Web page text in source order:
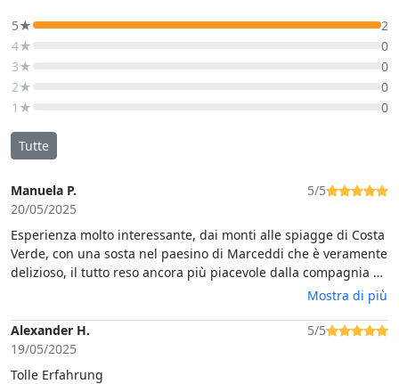
5★
2
4★
0
3★
0
2★
0
1★
0
Tutte
Manuela P.
20/05/2025
5/5
Esperienza molto interessante, dai monti alle spiagge di Costa
Verde, con una sosta nel paesino di Marceddi che è veramente
delizioso, il tutto reso ancora più piacevole dalla compagnia di
Alessandro, con la sua guida tranquilla ed esperta e le sue
Mostra di più
Alexander H.
19/05/2025
5/5
Tolle Erfahrung